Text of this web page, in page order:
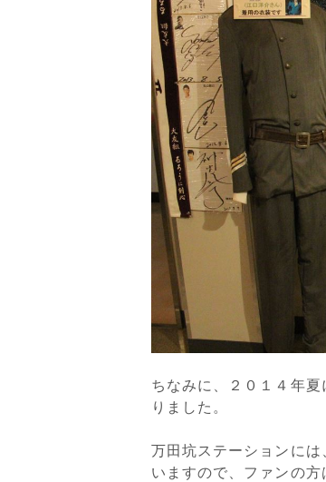
ちなみに、２０１４年
りました。
万田坑ステーションに
いますので、ファンの方